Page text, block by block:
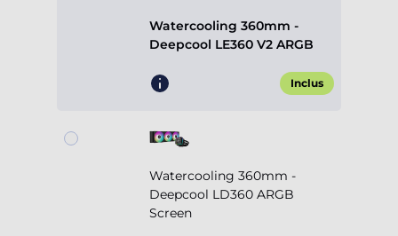
Watercooling 360mm -
Deepcool LE360 V2 ARGB
Inclus
Watercooling 360mm -
Deepcool LD360 ARGB
Screen